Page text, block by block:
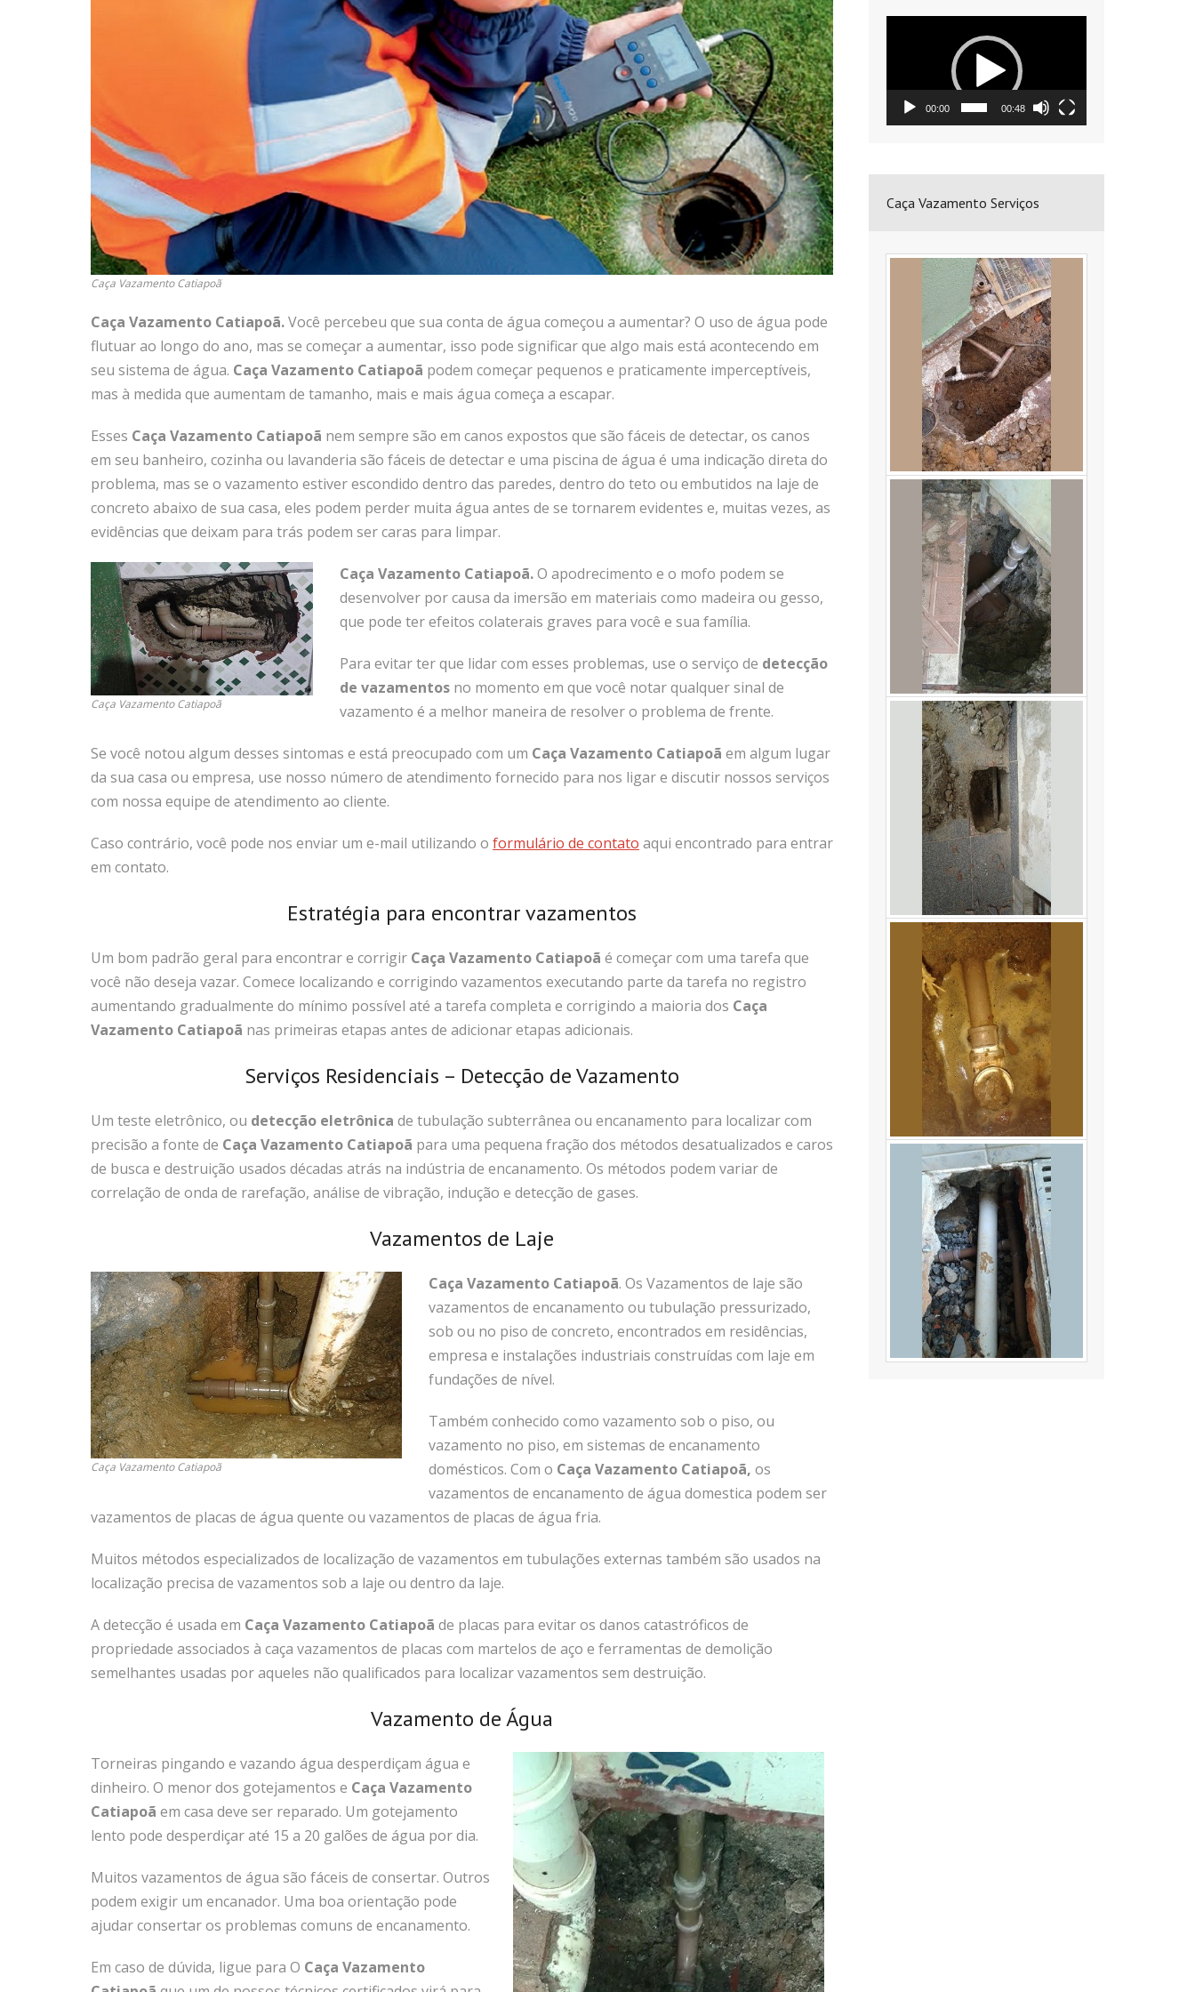
Caça Vazamento Catiapoã
Caça Vazamento Catiapoã.Você percebeu que sua conta de água começou a aumentar? O uso de água pode
flutuar ao longo do ano, mas se começar a aumentar, isso pode significar que algo mais está acontecendo em
seu sistema de água. Caça Vazamento Catiapoã podem começar pequenos e praticamente imperceptíveis,
mas à medida que aumentam de tamanho, mais e mais água começa a escapar.
Esses Caça Vazamento Catiapoã nem sempre são em canos expostos que são fáceis de detectar, os canos
em seu banheiro, cozinha ou lavanderia são fáceis de detectar e uma piscina de água é uma indicação direta do
problema, mas se o vazamento estiver escondido dentro das paredes, dentro do teto ou embutidos na laje de
concreto abaixo de sua casa, eles podem perder muita água antes de se tornarem evidentes e, muitas vezes, as
evidências que deixam para trás podem ser caras para limpar.
Caça Vazamento Catiapoã
Caça Vazamento Catiapoã.O apodrecimento e o mofo podem se
desenvolver por causa da imersão em materiais como madeira ou gesso,
que pode ter efeitos colaterais graves para você e sua família.
Para evitar ter que lidar com esses problemas, use o serviço de detecção
de vazamentos no momento em que você notar qualquer sinal de
vazamento é a melhor maneira de resolver o problema de frente.
Se você notou algum desses sintomas e está preocupado com um Caça Vazamento Catiapoã em algum lugar
da sua casa ou empresa, use nosso número de atendimento fornecido para nos ligar e discutir nossos serviços
com nossa equipe de atendimento ao cliente.
Caso contrário, você pode nos enviar um e-mail utilizando o formulário de contato aqui encontrado para entrar
em contato.
Estratégia para encontrar vazamentos
Um bom padrão geral para encontrar e corrigir Caça Vazamento Catiapoã é começar com uma tarefa que
você não deseja vazar. Comece localizando e corrigindo vazamentos executando parte da tarefa no registro
aumentando gradualmente do mínimo possível até a tarefa completa e corrigindo a maioria dos Caça
Vazamento Catiapoã nas primeiras etapas antes de adicionar etapas adicionais.
Serviços Residenciais – Detecção de Vazamento
Um teste eletrônico, ou detecção eletrônica de tubulação subterrânea ou encanamento para localizar com
precisão a fonte de Caça Vazamento Catiapoã para uma pequena fração dos métodos desatualizados e caros
de busca e destruição usados décadas atrás na indústria de encanamento. Os métodos podem variar de
correlação de onda de rarefação, análise de vibração, indução e detecção de gases.
Vazamentos de Laje
Caça Vazamento Catiapoã
Caça Vazamento Catiapoã. Os Vazamentos de laje são
vazamentos de encanamento ou tubulação pressurizado,
sob ou no piso de concreto, encontrados em residências,
empresa e instalações industriais construídas com laje em
fundações de nível.
Também conhecido como vazamento sob o piso, ou
vazamento no piso, em sistemas de encanamento
domésticos. Com o Caça Vazamento Catiapoã, os
vazamentos de encanamento de água domestica podem ser
vazamentos de placas de água quente ou vazamentos de placas de água fria.
Muitos métodos especializados de localização de vazamentos em tubulações externas também são usados na
localização precisa de vazamentos sob a laje ou dentro da laje.
A detecção é usada em Caça Vazamento Catiapoã de placas para evitar os danos catastróficos de
propriedade associados à caça vazamentos de placas com martelos de aço e ferramentas de demolição
semelhantes usadas por aqueles não qualificados para localizar vazamentos sem destruição.
Vazamento de Água
Torneiras pingando e vazando água desperdiçam água e
dinheiro. O menor dos gotejamentos e Caça Vazamento
Catiapoã em casa deve ser reparado. Um gotejamento
lento pode desperdiçar até 15 a 20 galões de água por dia.
Muitos vazamentos de água são fáceis de consertar. Outros
podem exigir um encanador. Uma boa orientação pode
ajudar consertar os problemas comuns de encanamento.
Em caso de dúvida, ligue para O Caça Vazamento
00:00 00:48
Caça Vazamento Serviços